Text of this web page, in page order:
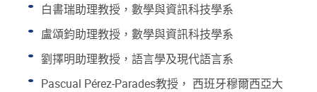
白書瑞助理教授，數學與資訊科技學系
盧頌鈞助理教授，數學與資訊科技學系
劉擇明助理教授，語言學及現代語言系
Pascual Pérez-Parades教授， 西班牙穆爾西亞大